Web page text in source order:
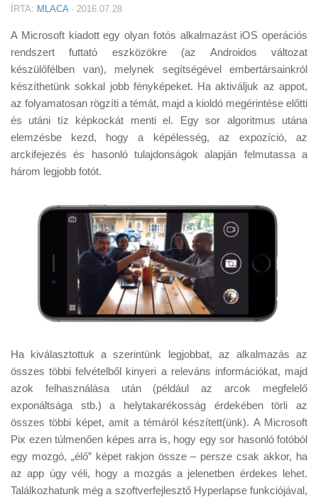
Tudástár
Tanácsok
Érdekességek
Helyszíni Riport
E-BB
ÍRTA: MLACA· 2016.07.28
A Microsoft kiadott egy olyan fotós alkalmazást iOS operációs
rendszert futtató eszközökre (az Androidos változat
készülőfélben van), melynek segítségével embertársainkról
készíthetünk sokkal jobb fényképeket. Ha aktiváljuk az appot,
az folyamatosan rögzíti a témát, majd a kioldó megérintése előtti
és utáni tíz képkockát menti el. Egy sor algoritmus utána
elemzésbe kezd, hogy a képélesség, az expozíció, az
arckifejezés és hasonló tulajdonságok alapján felmutassa a
három legjobb fotót.
Ha kiválasztottuk a szerintünk legjobbat, az alkalmazás az
összes többi felvételből kinyeri a releváns információkat, majd
azok felhasználása után (például az arcok megfelelő
exponáltsága stb.) a helytakarékosság érdekében törli az
összes többi képet, amit a témáról készített(ünk). A Microsoft
Pix ezen túlmenően képes arra is, hogy egy sor hasonló fotóból
egy mozgó, „élő” képet rakjon össze – persze csak akkor, ha
az app úgy véli, hogy a mozgás a jelenetben érdekes lehet.
Találkozhatunk még a szoftverfejlesztő Hyperlapse funkciójával,